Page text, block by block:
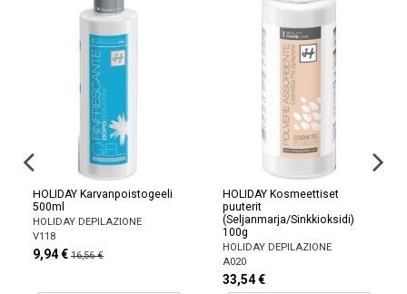
HOLIDAY Karvanpoistogeeli
500ml
HOLIDAY DEPILAZIONE
V118
9,94 € 16,56 €
HOLIDAY Kosmeettiset
puuterit
(Seljanmarja/Sinkkioksidi)
100g
HOLIDAY DEPILAZIONE
A020
33,54 €